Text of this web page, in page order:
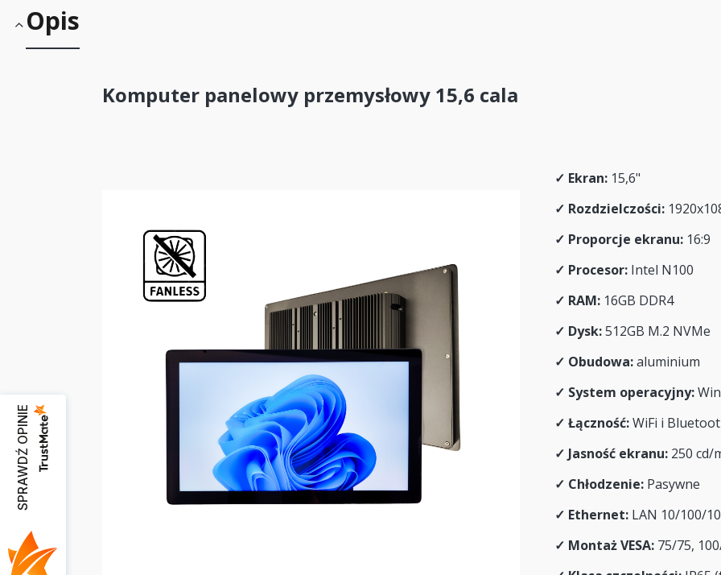
Opis
Komputer panelowy przemysłowy 15,6 cala
✓ Ekran: 15,6"
✓ Rozdzielczości:
✓ Proporcje ekranu: 16:9
✓ Procesor: Intel N100
✓ RAM: 16GB DDR4
✓ Dysk:512GB M.2 NVMe
✓ Obudowa:aluminium
✓ System operacyjny:
✓ Łączność:WiFi i
✓ Jasność ekranu: 250 cd/
✓ Chłodzenie: Pasywne
✓ Ethernet: LAN 10/100/
✓ Montaż VESA: 75/75,
SPRAWDŹ OPINIE